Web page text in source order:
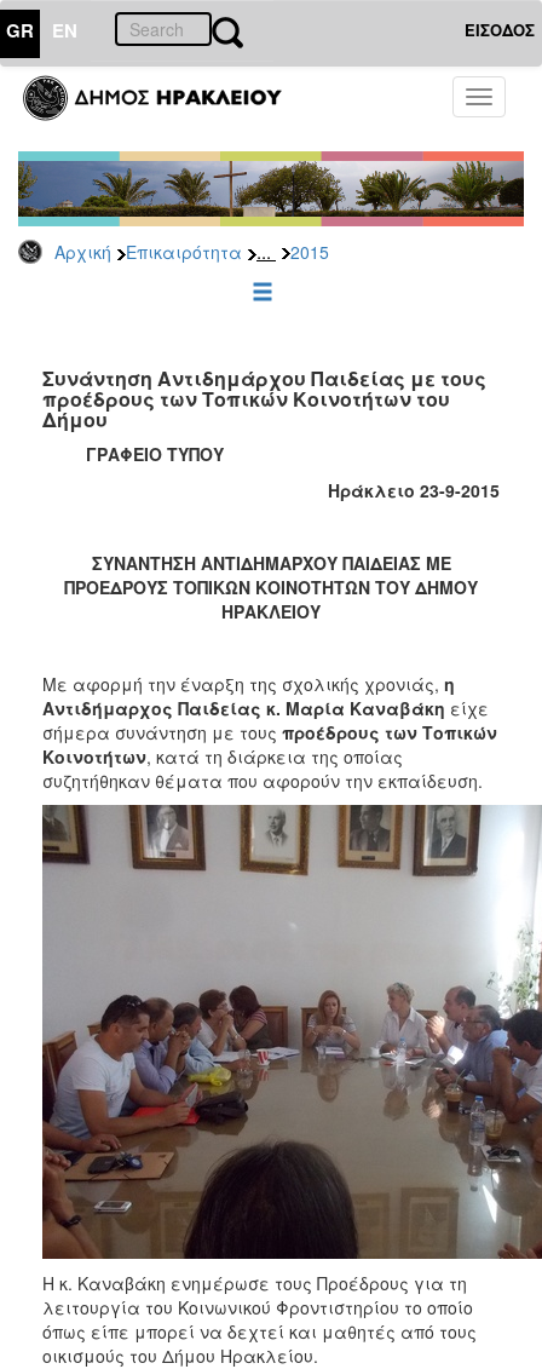
GR EN ΕΙΣΟΔΟΣ
Toggle
Αρχική Επικαιρότητα ... 2015
ΕΠΙΚΑΙΡΟΤΗΤΑ
Τύπου
Αρχείο
2026
2025
2022
2021
2020
2017
2016
2012
2011
2010
2006
ΗΡΑΚΛΕΙΟ
Συνάντηση Αντιδημάρχου Παιδείας με τους
προέδρους των Τοπικών Κοινοτήτων του
Δήμου
ΓΡΑΦΕΙΟ ΤΥΠΟΥ
Ηράκλειο 23-9-2015
ΣΥΝΑΝΤΗΣΗ ΑΝΤΙΔΗΜΑΡΧΟΥ ΠΑΙΔΕΙΑΣ ΜΕ
ΠΡΟΕΔΡΟΥΣ ΤΟΠΙΚΩΝ ΚΟΙΝΟΤΗΤΩΝ ΤΟΥ ΔΗΜΟΥ
ΗΡΑΚΛΕΙΟΥ
Με αφορμή την έναρξη της σχολικής χρονιάς, η
Αντιδήμαρχος Παιδείας κ. Μαρία Καναβάκη είχε
σήμερα συνάντηση με τους προέδρους των Τοπικών
Κοινοτήτων, κατά τη διάρκεια της οποίας
συζητήθηκαν θέματα που αφορούν την εκπαίδευση.
Η κ. Καναβάκη ενημέρωσε τους Προέδρους για τη
λειτουργία του Κοινωνικού Φροντιστηρίου το οποίο
όπως είπε μπορεί να δεχτεί και μαθητές από τους
οικισμούς του Δήμου Ηρακλείου.